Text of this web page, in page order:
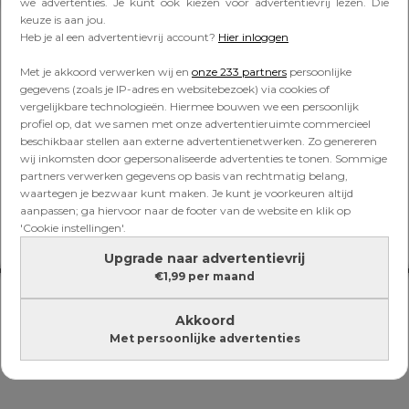
keuze is aan jou.
Heb je al een advertentievrij account? Hier inloggen
Met je akkoord verwerken wij en onze 233 partners persoonlijke
gegevens (zoals je IP-adres en websitebezoek) via cookies of
vergelijkbare technologieën. Hiermee bouwen we een persoonlijk
profiel op, dat we samen met onze advertentieruimte commercieel
beschikbaar stellen aan externe advertentienetwerken. Zo genereren
wij inkomsten door gepersonaliseerde advertenties te tonen. Sommige
partners verwerken gegevens op basis van rechtmatig belang,
waartegen je bezwaar kunt maken. Je kunt je voorkeuren altijd
aanpassen; ga hiervoor naar de footer van de website en klik op
'Cookie instellingen'.
Upgrade naar advertentievrij
€1,99 per maand
Akkoord
Met persoonlijke advertenties